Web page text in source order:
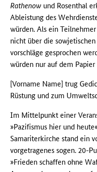
Rathenow und Rosenthal
Ableistung des
würden. Als ein
nicht über die
vorschläge gesprochen
würden nur auf dem Papier
[Vorname Name] trug
Rüstung und zum
Im Mittelpunkt einer
»Pazifismus hier und
Samariterkirche stand ein
vorgetragenes sogen. 20-
»Frieden schaffen ohne